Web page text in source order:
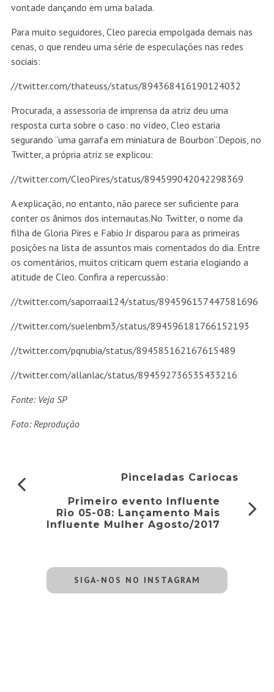
vontade dançando em uma balada.
Para muito seguidores, Cleo parecia empolgada demais nas
cenas, o que rendeu uma série de especulações nas redes
sociais:
//twitter.com/thateuss/status/894368416190124032
Procurada, a assessoria de imprensa da atriz deu uma
resposta curta sobre o caso: no vídeo, Cleo estaria
segurando “uma garrafa em miniatura de Bourbon“.Depois, no
Twitter, a própria atriz se explicou:
//twitter.com/CleoPires/status/894599042042298369
A explicação, no entanto, não parece ser suficiente para
conter os ânimos dos internautas.No Twitter, o nome da
filha de Gloria Pires e Fabio Jr disparou para as primeiras
posições na lista de assuntos mais comentados do dia. Entre
os comentários, muitos criticam quem estaria elogiando a
atitude de Cleo. Confira a repercussão:
//twitter.com/saporraai124/status/894596157447581696
//twitter.com/suelenbm3/status/894596181766152193
//twitter.com/pqnubia/status/894585162167615489
//twitter.com/allanlac/status/894592736535433216
Fonte: Veja SP
Foto: Reprodução
Pinceladas Cariocas
Primeiro evento Influente
Rio 05-08: Lançamento Mais
Influente Mulher Agosto/2017
SIGA-NOS NO INSTAGRAM